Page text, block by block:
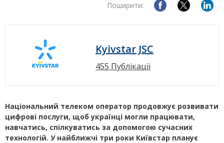
Поширити:
Kyivstar JSC
455 Публікації
Національний телеком оператор продовжує розвивати
цифрові послуги, щоб українці могли працювати,
навчатись, спілкуватись за допомогою сучасних
технологій. У найближчі три роки Київстар планує